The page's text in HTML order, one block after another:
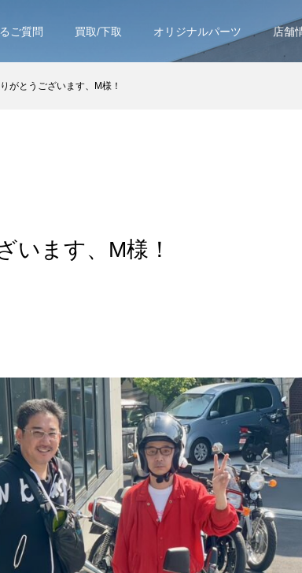
ご質問 買取/下取 オリジナルパーツ 店舗
がとうございます、M様！
います、M様！